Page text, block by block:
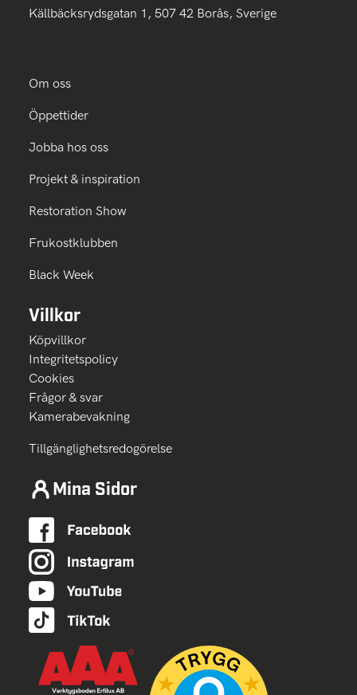
Källbäcksrydsgatan 1, 507 42 Borås, Sverige
Om oss
Öppettider
Jobba hos oss
Projekt & inspiration
Restoration Show
Frukostklubben
Black Week
Villkor
Köpvillkor
Integritetspolicy
Cookies
Frågor & svar
Kamerabevakning
Tillgänglighetsredogörelse
Mina Sidor